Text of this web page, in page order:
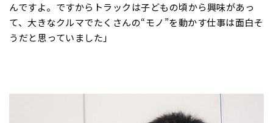
んですよ。ですからトラックは子どもの頃から興味があっ
て、大きなクルマでたくさんの“モノ”を動かす仕事は面白そ
うだと思っていました」